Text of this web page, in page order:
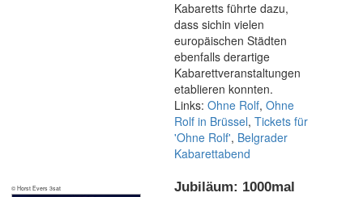
Kabaretts führte dazu,
dass sichin vielen
europäischen Städten
ebenfalls derartige
Kabarettveranstaltungen
etablieren konnten.
Links: Ohne Rolf, Ohne
Rolf in Brüssel, Tickets für
'Ohne Rolf', Belgrader
Kabarettabend
© Horst Evers 3sat
Jubiläum: 1000mal